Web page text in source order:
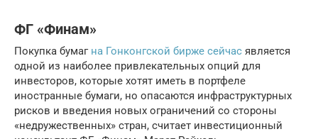
ФГ «Финам»
Покупка бумаг на Гонконгской бирже сейчас является
одной из наиболее привлекательных опций для
инвесторов, которые хотят иметь в портфеле
иностранные бумаги, но опасаются инфраструктурных
рисков и введения новых ограничений со стороны
«недружественных» стран, считает инвестиционный